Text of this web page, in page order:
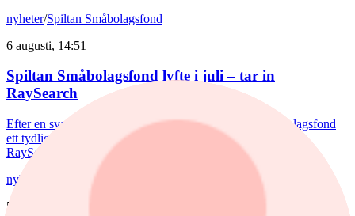
nyheter/Spiltan Småbolagsfond
6 augusti, 14:51
Spiltan Småbolagsfond lyfte i juli – tar in
RaySearch
Efter en svagare utveckling hittills i år fick Spiltan Småbolagsfond
ett tydligt lyft i juli. Mips bidrog mest till uppgången, medan
RaySearch Laboratories är ett nytt innehav i fonden.
nyheter
Aktiefonder
5 augusti, 15:06